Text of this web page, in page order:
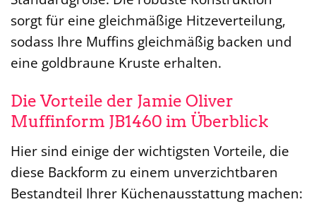
sorgt für eine gleichmäßige Hitzeverteilung,
sodass Ihre Muffins gleichmäßig backen und
eine goldbraune Kruste erhalten.
Die Vorteile der Jamie Oliver
Muffinform JB1460 im Überblick
Hier sind einige der wichtigsten Vorteile, die
diese Backform zu einem unverzichtbaren
Bestandteil Ihrer Küchenausstattung machen: